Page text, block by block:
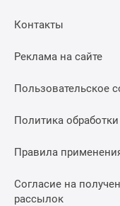
Контакты
Реклама на сайте
Пользовательское
Политика
Правила
Согласие на
рассылок